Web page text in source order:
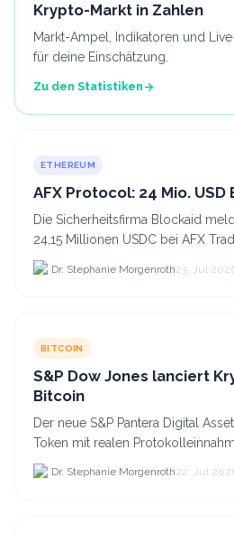
Krypto-Markt in Zahlen
Markt-Ampel, Indikatoren und
für deine Einschätzung.
Zu den Statistiken
ETHEREUM
AFX Protocol: 24 Mio.
Die Sicherheitsfirma Blockaid
24,15 Millionen USDC bei AFX
Dr. Stephanie Morgenroth23. Jul
BITCOIN
S&P Dow Jones lanciert
Bitcoin
Der neue S&P Pantera Digital
Token mit realen
aufgrund fehlender Erträge für
Dr. Stephanie Morgenroth22. Jul